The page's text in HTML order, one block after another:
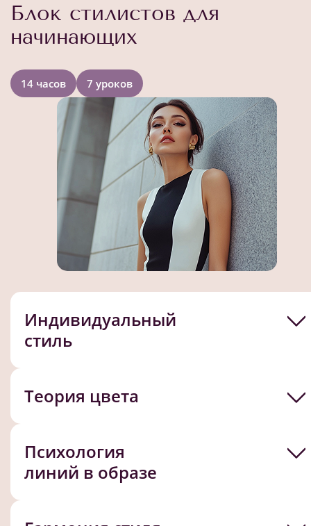
Блок стилистов для
начинающих
14 часов 7 уроков
Индивидуальный
стиль
Теория цвета
Психология
линий в образе